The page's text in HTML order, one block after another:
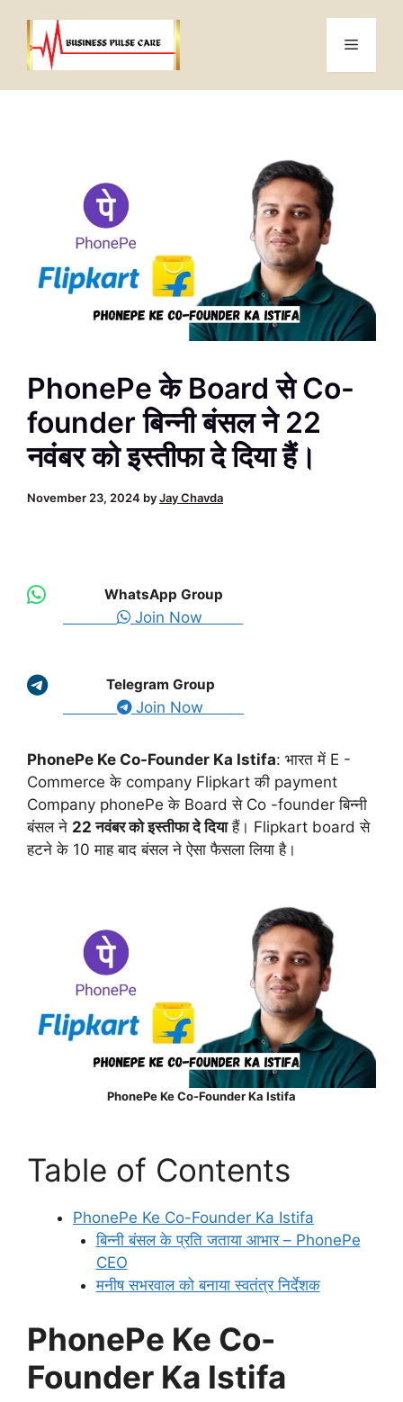
content
Menu
PhonePe के Board से Co-
founder बिन्नी बंसल ने 22
नवंबर को इस्तीफा दे दिया हैं।
November 23, 2024 byJay Chavda
WhatsApp Group
Join Now
Telegram Group
Join Now
PhonePe Ke Co-Founder Ka Istifa: भारत में E -
Commerce के company Flipkart की payment
Company phonePe के Board से Co -founder बिन्नी
बंसल ने 22 नवंबर को इस्तीफा दे दियाहैं। Flipkart board से
हटने के 10 माह बाद बंसल ने ऐसा फैसला लिया है।
PhonePe Ke Co-Founder Ka Istifa
Table of Contents
PhonePe Ke Co-Founder Ka Istifa
बिन्नी बंसल के प्रति जताया आभार – PhonePe
CEO
मनीष सभरवाल को बनाया स्वतंत्र निर्देशक
PhonePe Ke Co-
Founder Ka Istifa